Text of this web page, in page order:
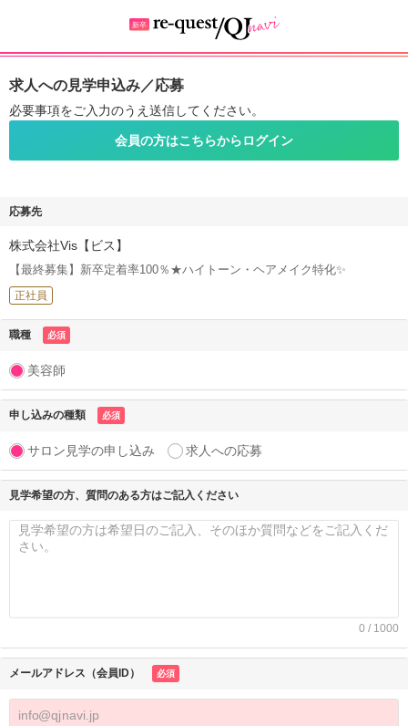
求人への見学申込み／応募
必要事項をご入力のうえ送信してください。
会員の方はこちらからログイン
応募先
株式会社Vis【ビス】
【最終募集】新卒定着率100％★ハイトーン・ヘアメイク特化✨
正社員
職種 必須
美容師
申し込みの種類 必須
サロン見学の申し込み 求人への応募
見学希望の方、質問のある方はご記入ください
0 / 1000
メールアドレス（会員ID） 必須